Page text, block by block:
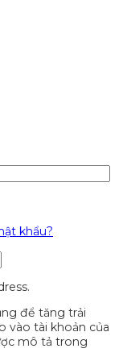
khẩu?
để tăng trải
vào tài khoản của
mô tả trong